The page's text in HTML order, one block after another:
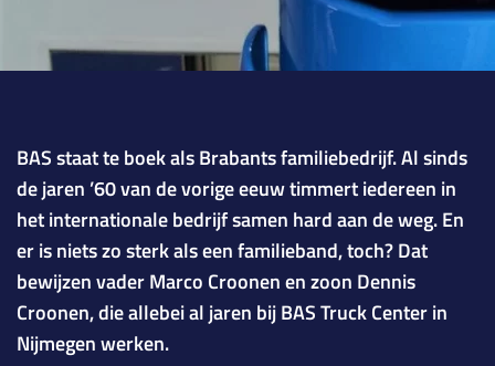
BAS staat te boek als Brabants familiebedrijf. Al sinds
de jaren ’60 van de vorige eeuw timmert iedereen in
het internationale bedrijf samen hard aan de weg. En
er is niets zo sterk als een familieband, toch? Dat
bewijzen vader Marco Croonen en zoon Dennis
Croonen, die allebei al jaren bij BAS Truck Center in
Nijmegen werken.